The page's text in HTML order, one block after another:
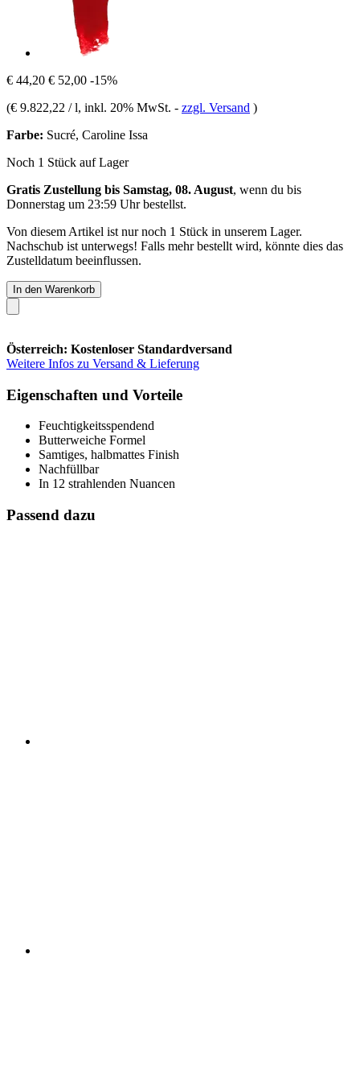
€ 44,20 € 52,00 -15%
(€ 9.822,22 / l, inkl. 20% MwSt. - zzgl. Versand )
Farbe: Sucré, Caroline Issa
Noch 1 Stück auf Lager
Gratis Zustellung bis Samstag, 08. August, wenn du bis
Donnerstag um 23:59 Uhrbestellst.
Von diesem Artikel ist nur noch 1 Stück in unserem Lager.
Nachschub ist unterwegs! Falls mehr bestellt wird, könnte dies das
Zustelldatum beeinflussen.
In den Warenkorb
Österreich: Kostenloser Standardversand
Weitere Infos zu Versand & Lieferung
Eigenschaften und Vorteile
Feuchtigkeitsspendend
Butterweiche Formel
Samtiges, halbmattes Finish
Nachfüllbar
In 12 strahlenden Nuancen
Passend dazu